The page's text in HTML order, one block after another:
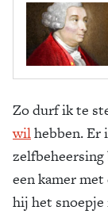
Zo durf ik te
wilhebben. Er
een kamer
hij het